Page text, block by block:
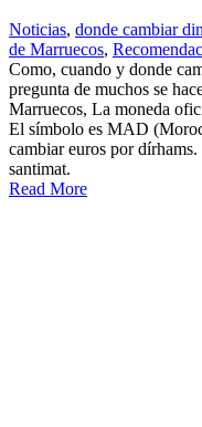
Noticias, donde cambiar
de Marruecos,
Como, cuando y donde
pregunta de muchos se
Marruecos, La moneda
El símbolo es MAD
cambiar euros por
santimat.
Read More